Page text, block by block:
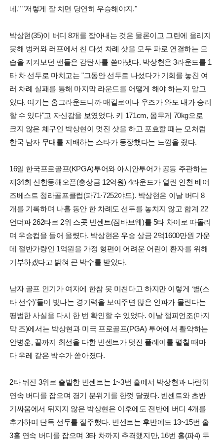
네." "저렇게 잘 치면 당연히 우승해야지."
박상현(35)이 버디 8개를 잡아내는 것은 물론이고 그린에 올리지
못해 벙커와 러프에서 친 다섯 차례 샷을 모두 파로 연결하는 모
습을 지켜보던 팬들은 감탄사를 쏟아냈다. 박상현은 3라운드를 1
타 차 선두로 마치고는 "그동안 선두로 나섰다가 기회를 놓친 여
러 차례 실패를 통해 마지막 라운드를 어떻게 해야 하는지 알고
있다. 여기는 홈그라운드니까 매킬로이나 우즈가 와도 내가 승리
할 수 있다"고 자신감을 보였었다. 키 171cm, 몸무게 70kg으로
크지 않은 체구인 박상현이 멋진 샷을 하고 포효할 때는 모처럼
한국 남자 무대를 지배하는 스타가 등장했다는 느낌을 줬다.
16일 한국프로골프(KPGA)투어와 아시안투어가 공동 주관하는
제34회 신한동해오픈(총상금 12억원) 4라운드가 열린 인천 베어
즈베스트 청라골프클럽(파71·7252야드). 박상현은 이날 버디 8
개를 기록하며 나흘 동안 한 차례도 선두를 놓치지 않고 합계 22
언더파 262타로 2위 스콧 빈센트(짐바브웨)를 5타 차이로 따돌리
며 우승컵을 들어 올렸다. 박상현은 우승 상금 2억1600만원 가운
데 절반가량인 1억원을 가정 형편이 어려운 어린이 환자를 위해
기부하겠다고 밝혀 큰 박수를 받았다.
남자 골프 인기가 여자에 한참 못 미친다고 하지만 이렇게 ‘별(스
타 선수)’들이 빛나는 경기력을 보여주면 많은 인파가 몰린다는
평범한 사실을 다시 한 번 확인할 수 있었다. 이날 챔피언조(마지
막 조)에서는 박상현과 미국 프로골프(PGA) 투어에서 활약하는
안병훈, 끝까지 최선을 다한 빈센트가 멋진 플레이를 펼칠 때마
다 우레 같은 박수가 쏟아졌다.
2타 뒤진 3위로 출발한 빈센트는 1~3번 홀에서 박상현과 나란히
연속 버디를 잡으며 경기 분위기를 한껏 달궜다. 빈센트와 초반
기싸움에서 뒤지지 않은 박상현은 이후에도 전반에 버디 4개를
추가하며 단독 선두를 질주했다. 빈센트는 후반에도 13~15번 홀
3홀 연속 버디를 잡으며 3타 차까지 추격했지만, 16번 홀(파4) 두